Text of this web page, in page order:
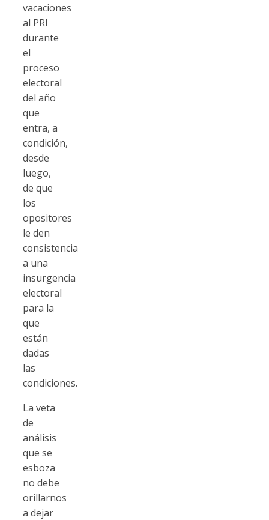
vacaciones
al PRI
durante
el
proceso
electoral
del año
que
entra, a
condición,
desde
luego,
de que
los
opositores
le den
consistencia
a una
insurgencia
electoral
para la
que
están
dadas
las
condiciones.
La veta
de
análisis
que se
esboza
no debe
orillarnos
a dejar